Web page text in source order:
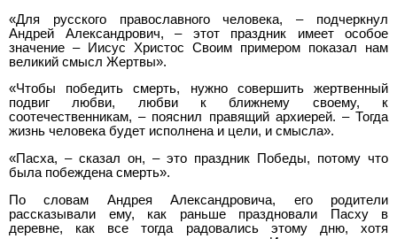
«Для русского православного человека, – подчеркнул
Андрей Александрович, – этот праздник имеет особое
значение – Иисус Христос Своим примером показал нам
великий смысл Жертвы».
«Чтобы победить смерть, нужно совершить жертвенный
подвиг любви, любви к ближнему своему, к
соотечественникам, – пояснил правящий архиерей. – Тогда
жизнь человека будет исполнена и цели, и смысла».
«Пасха, – сказал он, – это праздник Победы, потому что
была побеждена смерть».
По словам Андрея Александровича, его родители
рассказывали ему, как раньше праздновали Пасху в
деревне, как все тогда радовались этому дню, хотя